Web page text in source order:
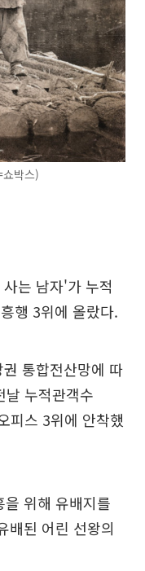
박스)
는 남자'가 누적
행 3위에 올랐다.
통합전산망에 따
누적관객수
피스 3위에 안착했
위해 유배지를
배된 어린 선왕의